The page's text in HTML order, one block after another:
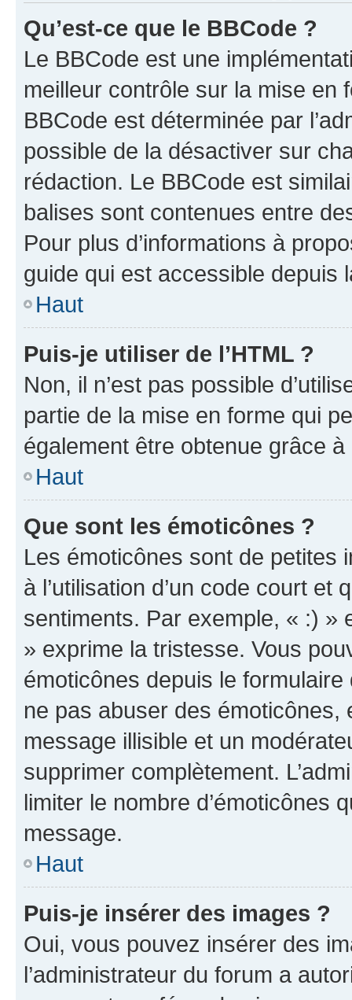
Qu’est-ce que le BBCode ?
Le BBCode est une
meilleur contrôle sur la mise en
BBCode est déterminée par
possible de la désactiver sur
rédaction. Le BBCode est
balises sont contenues entre
Pour plus d’informations à
guide qui est accessible depuis
Haut
Puis-je utiliser de l’HTML ?
Non, il n’est pas possible
partie de la mise en forme qui
également être obtenue grâce à
Haut
Que sont les émoticônes ?
Les émoticônes sont de petites
à l’utilisation d’un code court et
sentiments. Par exemple, « :) »
» exprime la tristesse. Vous
émoticônes depuis le
ne pas abuser des
message illisible et un
supprimer complètement.
limiter le nombre d’émoticônes
message.
Haut
Puis-je insérer des images ?
Oui, vous pouvez insérer des
l’administrateur du forum a